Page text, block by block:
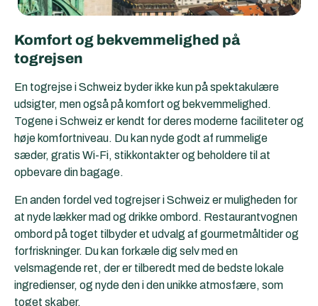
Komfort og bekvemmelighed på
togrejsen
En togrejse i Schweiz byder ikke kun på spektakulære
udsigter, men også på komfort og bekvemmelighed.
Togene i Schweiz er kendt for deres moderne faciliteter og
høje komfortniveau. Du kan nyde godt af rummelige
sæder, gratis Wi-Fi, stikkontakter og beholdere til at
opbevare din bagage.
En anden fordel ved togrejser i Schweiz er muligheden for
at nyde lækker mad og drikke ombord. Restaurantvognen
ombord på toget tilbyder et udvalg af gourmetmåltider og
forfriskninger. Du kan forkæle dig selv med en
velsmagende ret, der er tilberedt med de bedste lokale
ingredienser, og nyde den i den unikke atmosfære, som
toget skaber.